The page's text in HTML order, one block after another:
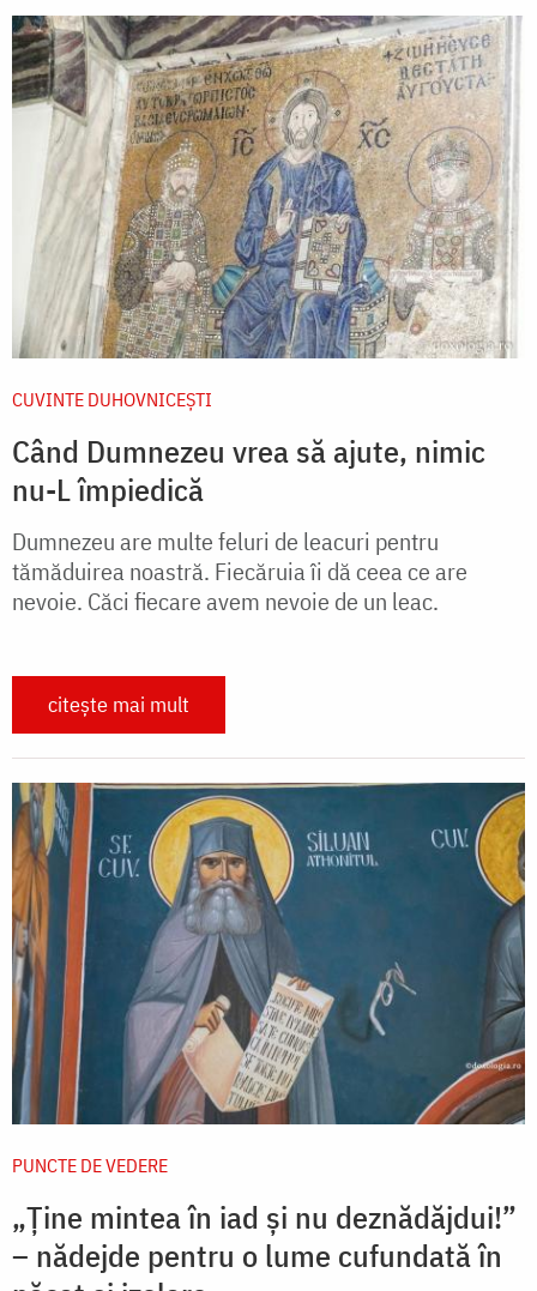
CUVINTE DUHOVNICEȘTI
Când Dumnezeu vrea să ajute, nimic
nu-L împiedică
Dumnezeu are multe feluri de leacuri pentru
tămăduirea noastră. Fiecăruia îi dă ceea ce are
nevoie. Căci fiecare avem nevoie de un leac.
citește mai mult
PUNCTE DE VEDERE
„Ține mintea în iad și nu deznădăjdui!”
– nădejde pentru o lume cufundată în